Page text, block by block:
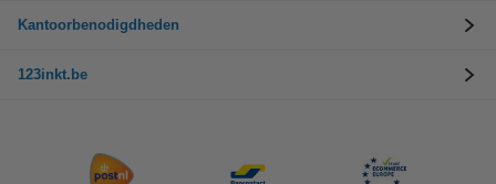
Kantoorbenodigdheden
123inkt.be